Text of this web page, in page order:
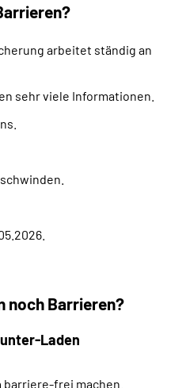
arbeitet ständig an
sehr viele Informationen.
noch Barrieren?
Laden
barriere-frei machen.